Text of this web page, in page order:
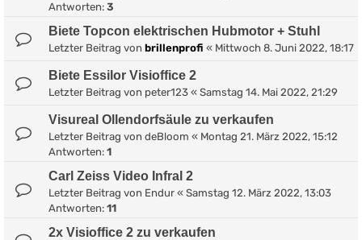
Antworten: 3
Biete Topcon elektrischen Hubmotor + Stuhl
Letzter Beitrag von brillenprofi « Mittwoch 8. Juni 2022, 18:17
Biete Essilor Visioffice 2
Letzter Beitrag von peter123 « Samstag 14. Mai 2022, 21:29
Visureal Ollendorfsäule zu verkaufen
Letzter Beitrag von deBloom « Montag 21. März 2022, 15:12
Antworten: 1
Carl Zeiss Video Infral 2
Letzter Beitrag von Endur « Samstag 12. März 2022, 13:03
Antworten: 11
2x Visioffice 2 zu verkaufen